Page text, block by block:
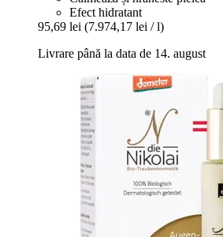
Efect hidratant
95,69 lei (7.974,17 lei / l)
Livrare până la data de 14. august